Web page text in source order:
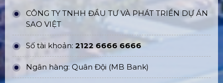
CÔNG TY TNHH ĐẦU TƯ VÀ PHÁT TRIỂN DỰ ÁN
SAO VIỆT
Số tài khoản: 2122 6666 6666
Ngân hàng: Quân Đội (MB Bank)